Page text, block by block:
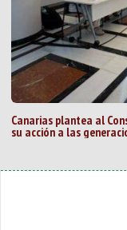
Canarias plantea al
su acción a las